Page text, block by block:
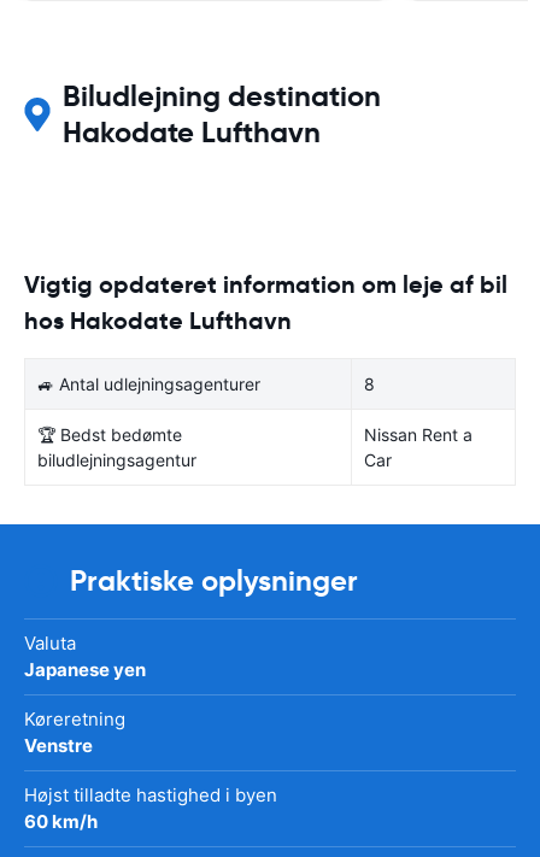
Biludlejning destination
Hakodate Lufthavn
Vigtig opdateret information om leje af bil
hos Hakodate Lufthavn
🚙 Antal udlejningsagenturer 8
🏆 Bedst bedømte
biludlejningsagentur
Nissan Rent a
Car
Praktiske oplysninger
Valuta
Japanese yen
Køreretning
Venstre
Højst tilladte hastighed i byen
60 km/h